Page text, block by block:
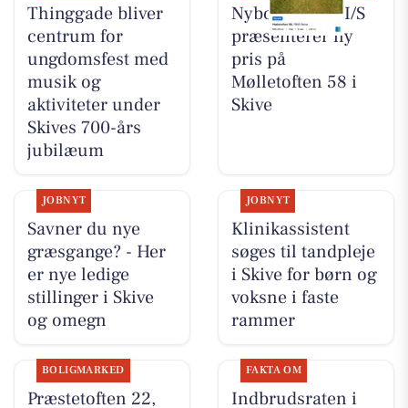
Thinggade bliver
centrum for
ungdomsfest med
musik og
aktiviteter under
Skives 700-års
jubilæum
Nybolig Skive I/S
præsenterer ny
pris på
Mølletoften 58 i
Skive
JOBNYT
Savner du nye
græsgange? - Her
er nye ledige
stillinger i Skive
og omegn
JOBNYT
Klinikassistent
søges til tandpleje
i Skive for børn og
voksne i faste
rammer
BOLIGMARKED
Præstetoften 22,
FAKTA OM
Indbrudsraten i